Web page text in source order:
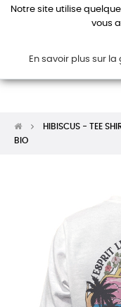
HIBISCUS - TEE
BIO
Notre site utilise
vous
En savoir plus sur